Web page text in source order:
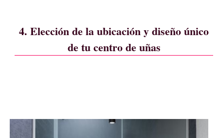
4. Elección de la ubicación y diseño único
de tu centro de uñas